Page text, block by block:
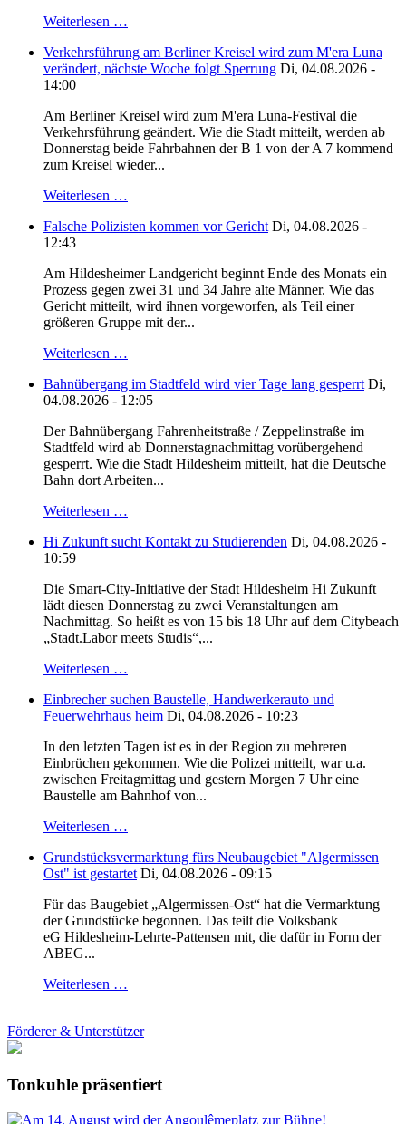
Weiterlesen …
Verkehrsführung am Berliner Kreisel wird zum M'era Luna
verändert, nächste Woche folgt Sperrung Di, 04.08.2026 -
14:00
Am Berliner Kreisel wird zum M'era Luna-Festival die
Verkehrsführung geändert. Wie die Stadt mitteilt, werden ab
Donnerstag beide Fahrbahnen der B 1 von der A 7 kommend
zum Kreisel wieder...
Weiterlesen …
Falsche Polizisten kommen vor Gericht Di, 04.08.2026 -
12:43
Am Hildesheimer Landgericht beginnt Ende des Monats ein
Prozess gegen zwei 31 und 34 Jahre alte Männer. Wie das
Gericht mitteilt, wird ihnen vorgeworfen, als Teil einer
größeren Gruppe mit der...
Weiterlesen …
Bahnübergang im Stadtfeld wird vier Tage lang gesperrt Di,
04.08.2026 - 12:05
Der Bahnübergang Fahrenheitstraße / Zeppelinstraße im
Stadtfeld wird ab Donnerstagnachmittag vorübergehend
gesperrt. Wie die Stadt Hildesheim mitteilt, hat die Deutsche
Bahn dort Arbeiten...
Weiterlesen …
Hi Zukunft sucht Kontakt zu Studierenden Di, 04.08.2026 -
10:59
Die Smart-City-Initiative der Stadt Hildesheim Hi Zukunft
lädt diesen Donnerstag zu zwei Veranstaltungen am
Nachmittag. So heißt es von 15 bis 18 Uhr auf dem Citybeach
„Stadt.Labor meets Studis“,...
Weiterlesen …
Einbrecher suchen Baustelle, Handwerkerauto und
Feuerwehrhaus heim Di, 04.08.2026 - 10:23
In den letzten Tagen ist es in der Region zu mehreren
Einbrüchen gekommen. Wie die Polizei mitteilt, war u.a.
zwischen Freitagmittag und gestern Morgen 7 Uhr eine
Baustelle am Bahnhof von...
Weiterlesen …
Grundstücksvermarktung fürs Neubaugebiet "Algermissen
Ost" ist gestartet Di, 04.08.2026 - 09:15
Für das Baugebiet „Algermissen-Ost“ hat die Vermarktung
der Grundstücke begonnen. Das teilt die Volksbank
eG Hildesheim-Lehrte-Pattensen mit, die dafür in Form der
ABEG...
Weiterlesen …
Förderer & Unterstützer
Tonkuhle präsentiert